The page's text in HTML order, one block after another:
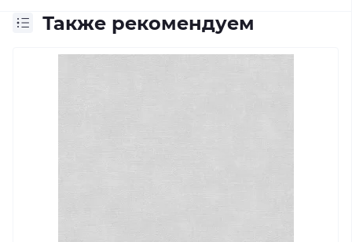
Также рекомендуем